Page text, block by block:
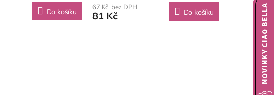
Do košíku
67 Kč bez DPH
81 Kč Do košíku NOVINKY CIAO BELLA